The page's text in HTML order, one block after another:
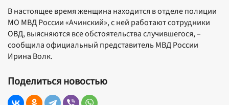
В настоящее время женщина находится в отделе полиции
МО МВД России «Ачинский», с ней работают сотрудники
ОВД, выясняются все обстоятельства случившегося, –
сообщила официальный представитель МВД России
Ирина Волк.
Поделиться новостью